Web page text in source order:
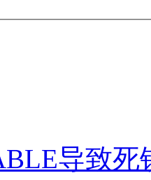
导致死